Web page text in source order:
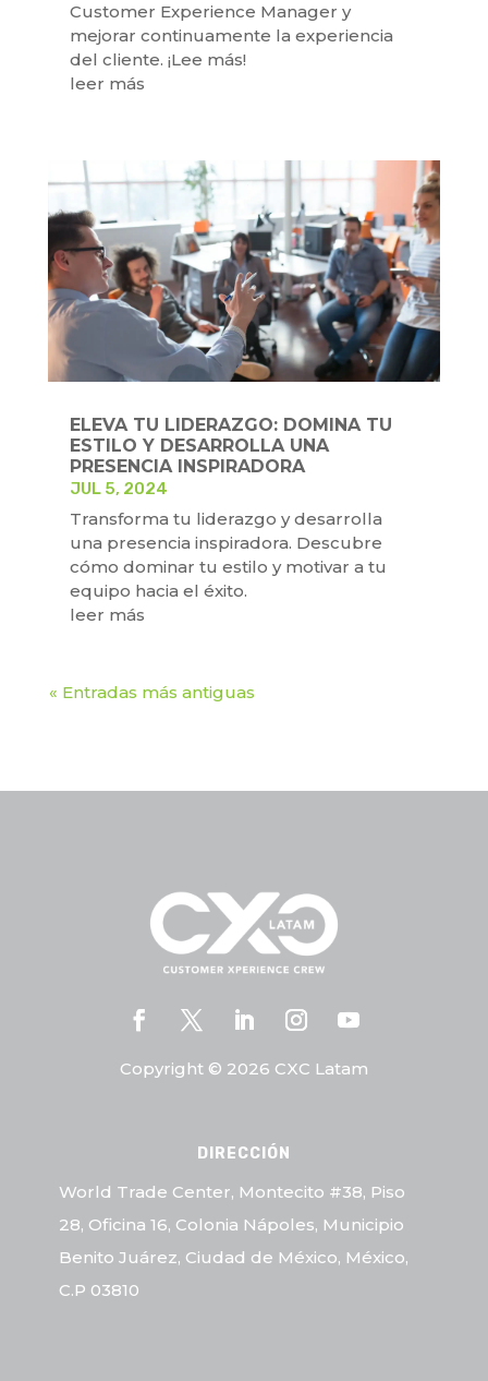
Customer Experience Manager y
mejorar continuamente la experiencia
del cliente. ¡Lee más!
leer más
ELEVA TU LIDERAZGO: DOMINA TU
ESTILO Y DESARROLLA UNA
PRESENCIA INSPIRADORA
JUL 5, 2024
Transforma tu liderazgo y desarrolla
una presencia inspiradora. Descubre
cómo dominar tu estilo y motivar a tu
equipo hacia el éxito.
leer más
« Entradas más antiguas
Copyright © 2026 CXC Latam
DIRECCIÓN
World Trade Center, Montecito #38, Piso
28, Oficina 16, Colonia Nápoles, Municipio
Benito Juárez, Ciudad de México, México,
C.P 03810